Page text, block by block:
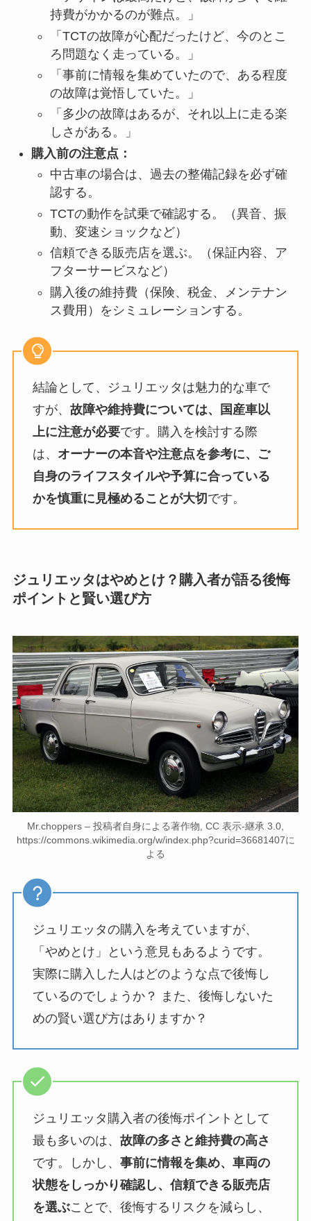
持費がかかるのが難点。」
「TCTの故障が心配だったけど、今のとこ
ろ問題なく走っている。」
「事前に情報を集めていたので、ある程度
の故障は覚悟していた。」
「多少の故障はあるが、それ以上に走る楽
しさがある。」
購入前の注意点：
中古車の場合は、過去の整備記録を必ず確
認する。
TCTの動作を試乗で確認する。（異音、振
動、変速ショックなど）
信頼できる販売店を選ぶ。（保証内容、ア
フターサービスなど）
購入後の維持費（保険、税金、メンテナン
ス費用）をシミュレーションする。
結論として、ジュリエッタは魅力的な車で
すが、 故障や維持費については、国産車以
上に注意が必要です。購入を検討する際
は、 オーナーの本音や注意点を参考に、ご
自身のライフスタイルや予算に合っている
かを慎重に見極めることが大切 です。
ジュリエッタはやめとけ？購入者が語る後悔
ポイントと賢い選び方
Mr.choppers – 投稿者自身による著作物, CC 表示-継承 3.0,
https://commons.wikimedia.org/w/index.php?curid=36681407に
よる
ジュリエッタの購入を考えていますが、
「やめとけ」という意見もあるようです。
実際に購入した人はどのような点で後悔し
ているのでしょうか？ また、後悔しないた
めの賢い選び方はありますか？
ジュリエッタ購入者の後悔ポイントとして
最も多いのは、 故障の多さと維持費の高さ
です。しかし、 事前に情報を集め、車両の
状態をしっかり確認し、信頼できる販売店
を選ぶことで、後悔するリスクを減らし、